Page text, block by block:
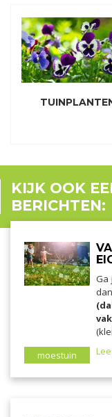
KIJK OOK
BERICHTEN:
moestuin
Ga